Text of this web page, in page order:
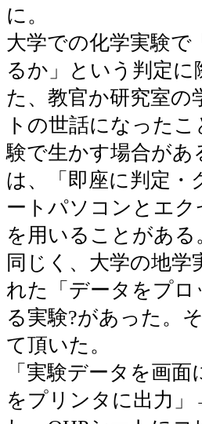
に。
大学での化学実験で
るか」という判定
た、教官か研究室の
トの世話になった
験で生かす場合があ
は、「即座に判定・
ートパソコンとエ
を用いることがある
同じく、大学の地学
れた「データをプ
る実験?があった。
て頂いた。
「実験データを画
をプリンタに出力